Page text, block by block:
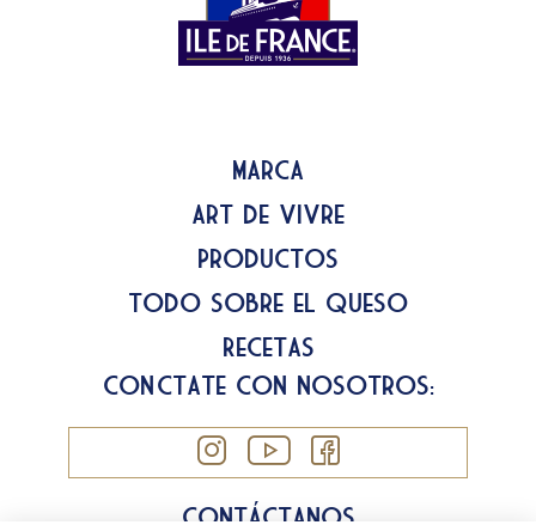
Marca
Art de Vivre
Productos
Todo sobre el queso
Recetas
Conéctate con nosotros:
Contáctanos